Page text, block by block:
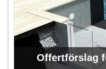
Offertförslag